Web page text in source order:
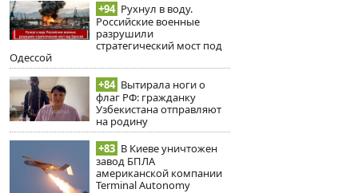
+94 Рухнул в воду.
Российские военные
разрушили
стратегический мост под
Одессой
+84 Вытирала ноги о
флаг РФ: гражданку
Узбекистана отправляют
на родину
+83 В Киеве уничтожен
завод БПЛА
американской компании
Terminal Autonomy